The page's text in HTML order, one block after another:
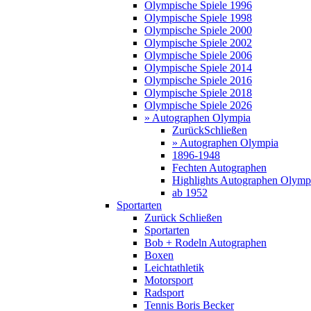
Olympische Spiele 1996
Olympische Spiele 1998
Olympische Spiele 2000
Olympische Spiele 2002
Olympische Spiele 2006
Olympische Spiele 2014
Olympische Spiele 2016
Olympische Spiele 2018
Olympische Spiele 2026
» Autographen Olympia
ZurückSchließen
» Autographen Olympia
1896-1948
Fechten Autographen
Highlights Autographen
ab 1952
Sportarten
Zurück Schließen
Sportarten
Bob + Rodeln Autographen
Boxen
Leichtathletik
Motorsport
Radsport
Tennis Boris Becker